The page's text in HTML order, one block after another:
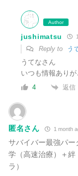
Author
jushimatsu
Reply to う
うてなさん
いつも情報ありが
4 返信
匿名さん 1 month
サバイバー最強パ
学（高速治療）＋
ラ）